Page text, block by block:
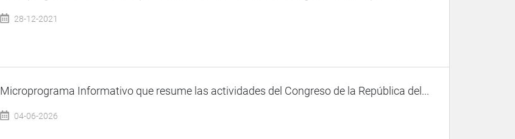
28-12-2021
Microprograma Informativo que resume las actividades del Congreso de la República del...
04-06-2026